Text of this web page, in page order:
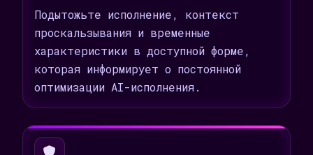
Подытожьте исполнение, контекст
проскальзывания и временные
характеристики в доступной форме,
которая информирует о постоянной
оптимизации AI-исполнения.